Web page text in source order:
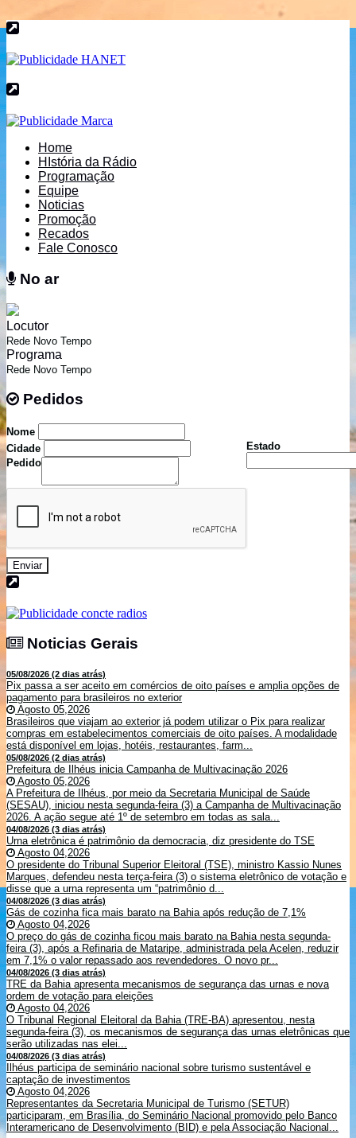
Home
HIstória da Rádio
Programação
Equipe
Noticias
Promoção
Recados
Fale Conosco
No ar
Locutor
Rede Novo Tempo
Programa
Rede Novo Tempo
Pedidos
Nome
Cidade
Estado
Pedido
Enviar
Noticias Gerais
05/08/2026 (2 dias atrás)
Pix passa a ser aceito em comércios de oito países e amplia opções de
pagamento para brasileiros no exterior
Agosto 05,2026
Brasileiros que viajam ao exterior já podem utilizar o Pix para realizar
compras em estabelecimentos comerciais de oito países. A modalidade
está disponível em lojas, hotéis, restaurantes, farm...
05/08/2026 (2 dias atrás)
Prefeitura de Ilhéus inicia Campanha de Multivacinação 2026
Agosto 05,2026
A Prefeitura de Ilhéus, por meio da Secretaria Municipal de Saúde
(SESAU), iniciou nesta segunda-feira (3) a Campanha de Multivacinação
2026. A ação segue até 1º de setembro em todas as sala...
04/08/2026 (3 dias atrás)
Urna eletrônica é patrimônio da democracia, diz presidente do TSE
Agosto 04,2026
O presidente do Tribunal Superior Eleitoral (TSE), ministro Kassio Nunes
Marques, defendeu nesta terça-feira (3) o sistema eletrônico de votação e
disse que a urna representa um “patrimônio d...
04/08/2026 (3 dias atrás)
Gás de cozinha fica mais barato na Bahia após redução de 7,1%
Agosto 04,2026
O preço do gás de cozinha ficou mais barato na Bahia nesta segunda-
feira (3), após a Refinaria de Mataripe, administrada pela Acelen, reduzir
em 7,1% o valor repassado aos revendedores. O novo pr...
04/08/2026 (3 dias atrás)
TRE da Bahia apresenta mecanismos de segurança das urnas e nova
ordem de votação para eleições
Agosto 04,2026
O Tribunal Regional Eleitoral da Bahia (TRE-BA) apresentou, nesta
segunda-feira (3), os mecanismos de segurança das urnas eletrônicas que
serão utilizadas nas elei...
04/08/2026 (3 dias atrás)
Ilhéus participa de seminário nacional sobre turismo sustentável e
captação de investimentos
Agosto 04,2026
Representantes da Secretaria Municipal de Turismo (SETUR)
participaram, em Brasília, do Seminário Nacional promovido pelo Banco
Interamericano de Desenvolvimento (BID) e pela Associação Nacional...